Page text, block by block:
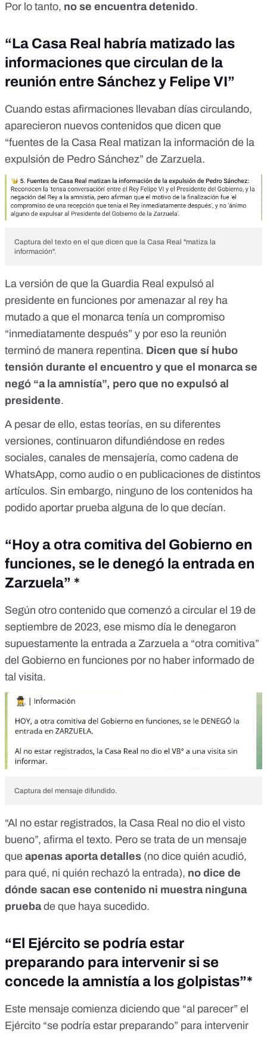
Por lo tanto, no se encuentra detenido.
“La Casa Real habría matizado las
informaciones que circulan de la
reunión entre Sánchez y Felipe VI”
Cuando estas afirmaciones llevaban días circulando,
aparecieron nuevos contenidos que dicen que
“fuentes de la Casa Real matizan la información de la
expulsión de Pedro Sánchez” de Zarzuela.
Captura del texto en el que dicen que la Casa Real "matiza la
información".
La versión de que la Guardia Real expulsó al
presidente en funciones por amenazar al rey ha
mutado a que el monarca tenía un compromiso
“inmediatamente después” y por eso la reunión
terminó de manera repentina. Dicen que sí hubo
tensión durante el encuentro y que el monarca se
negó “a la amnistía”, pero que no expulsó al
presidente.
A pesar de ello, estas teorías, en su diferentes
versiones, continuaron difundiéndose en redes
sociales, canales de mensajería, como cadena de
WhatsApp, como audio o en publicaciones de distintos
artículos. Sin embargo, ninguno de los contenidos ha
podido aportar prueba alguna de lo que decían.
“Hoy a otra comitiva del Gobierno en
funciones, se le denegó la entrada en
Zarzuela” *
Según otro contenido que comenzó a circular el 19 de
septiembre de 2023, ese mismo día le denegaron
supuestamente la entrada a Zarzuela a “otra comitiva”
del Gobierno en funciones por no haber informado de
tal visita.
Captura del mensaje difundido.
“Al no estar registrados, la Casa Real no dio el visto
bueno”, afirma el texto. Pero se trata de un mensaje
que apenas aporta detalles (no dice quién acudió,
para qué, ni quién rechazó la entrada), no dice de
dónde sacan ese contenido ni muestra ninguna
pruebade que haya sucedido.
“El Ejército se podría estar
preparando para intervenir si se
concede la amnistía a los golpistas”*
Este mensaje comienza diciendo que “al parecer” el
Ejército “se podría estar preparando” para intervenir